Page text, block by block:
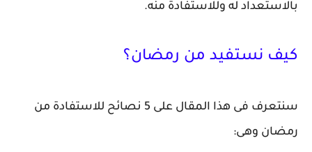
بالاستعداد له وللاستفادة منه.
كيف نستفيد من رمضان؟
سنتعرف فى هذا المقال على 5 نصائح للاستفادة من
رمضان وهى: